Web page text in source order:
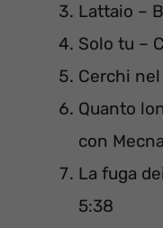
Lattaio –
Solo tu –
Cerchi
Quanto
con
La fuga
5:38